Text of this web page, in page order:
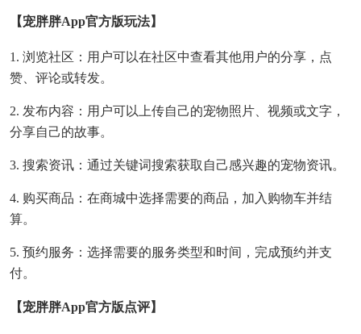
【宠胖胖app官方版玩法】
1. 浏览社区：用户可以在社区中查看其他用户的分享，点
赞、评论或转发。
2. 发布内容：用户可以上传自己的宠物照片、视频或文字，
分享自己的故事。
3. 搜索资讯：通过关键词搜索获取自己感兴趣的宠物资讯。
4. 购买商品：在商城中选择需要的商品，加入购物车并结
算。
5. 预约服务：选择需要的服务类型和时间，完成预约并支
付。
【宠胖胖app官方版点评】